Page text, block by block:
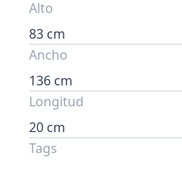
Alto
83 cm
Ancho
136 cm
Longitud
20 cm
Tags